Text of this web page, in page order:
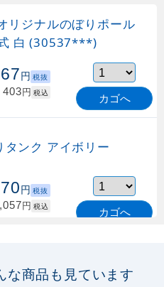
リジナルのぼりポール
白 (30537***)
円 税抜
403円 税込 カゴへ
タンク アイボリー
円 税抜
円 税込 カゴへ
緑 (30537GRN)
な商品も見ています